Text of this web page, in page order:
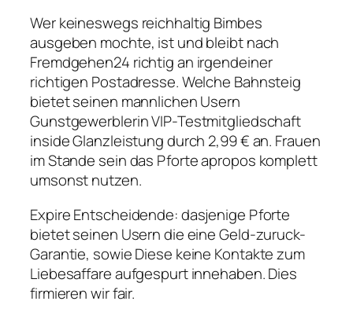
Wer keineswegs reichhaltig Bimbes
ausgeben mochte, ist und bleibt nach
Fremdgehen24 richtig an irgendeiner
richtigen Postadresse. Welche Bahnsteig
bietet seinen mannlichen Usern
Gunstgewerblerin VIP-Testmitgliedschaft
inside Glanzleistung durch 2,99 € an. Frauen
im Stande sein das Pforte apropos komplett
umsonst nutzen.
Expire Entscheidende: dasjenige Pforte
bietet seinen Usern die eine Geld-zuruck-
Garantie, sowie Diese keine Kontakte zum
Liebesaffare aufgespurt innehaben. Dies
firmieren wir fair.